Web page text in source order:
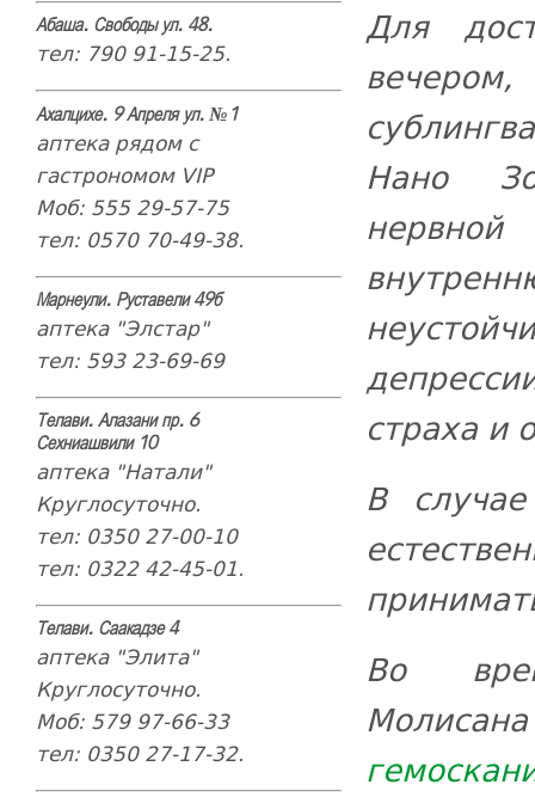
Абаша. Свободы ул. 48.
тел: 790 91-15-25.
Ахалцихе. 9 Апреля ул. №1
аптека рядом с
гастрономом VIP
Моб: 555 29-57-75
тел: 0570 70-49-38.
Марнеули. Руставели 49б
аптека "Элстар"
тел: 593 23-69-69
Телави. Алазани пр. 6
Сехниашвили 10
аптека "Натали"
Круглосуточно.
тел: 0350 27-00-10
тел: 0322 42-45-01.
Телави. Саакадзе 4
аптека "Элита"
Круглосуточно.
Моб: 579 97-66-33
тел: 0350 27-17-32.
Для
Нано
страха и
В
Во